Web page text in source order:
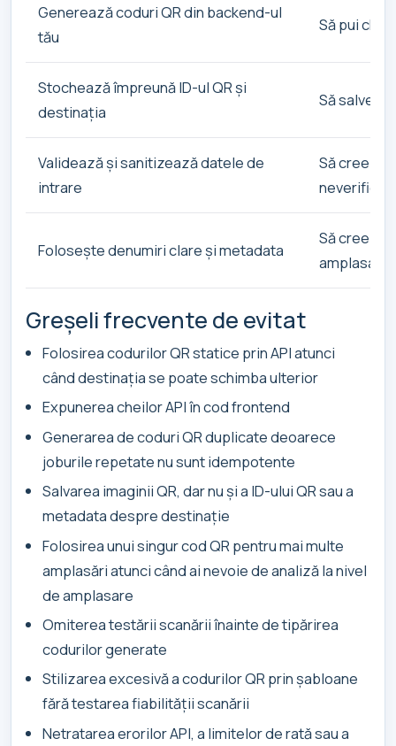
Generează coduri QR din backend-ul
tău
Să pui chei
Stochează împreună ID-ul QR și
destinația
Să salvezi
Validează și sanitizează datele de
intrare
Să creezi
Folosește denumiri clare și metadata
Să creezi
amplasare
Greșeli frecvente de evitat
Folosirea codurilor QR statice prin API atunci
când destinația se poate schimba ulterior
Expunerea cheilor API în cod frontend
Generarea de coduri QR duplicate deoarece
joburile repetate nu sunt idempotente
Salvarea imaginii QR, dar nu și a ID-ului QR sau a
metadata despre destinație
Folosirea unui singur cod QR pentru mai multe
amplasări atunci când ai nevoie de analiză la nivel
de amplasare
Omiterea testării scanării înainte de tipărirea
codurilor generate
Stilizarea excesivă a codurilor QR prin șabloane
fără testarea fiabilității scanării
Netratarea erorilor API, a limitelor de rată sau a